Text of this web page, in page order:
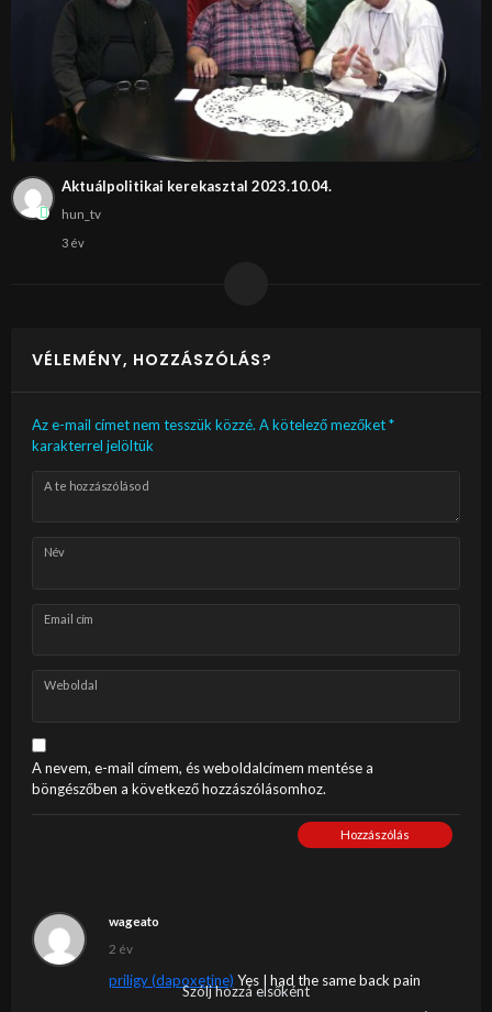
Aktuálpolitikai kerekasztal 2023.10.04.
hun_tv
3 év
VÉLEMÉNY, HOZZÁSZÓLÁS?
Az e-mail címet nem tesszük közzé. A kötelező mezőket*
karakterrel jelöltük
A te hozzászólásod
Név
Email cím
Weboldal
A nevem, e-mail címem, és weboldalcímem mentése a
böngészőben a következő hozzászólásomhoz.
Hozzászólás
wageato
2 év
priligy (dapoxetine) Yes I had the same back pain
Szólj hozzá elsőként